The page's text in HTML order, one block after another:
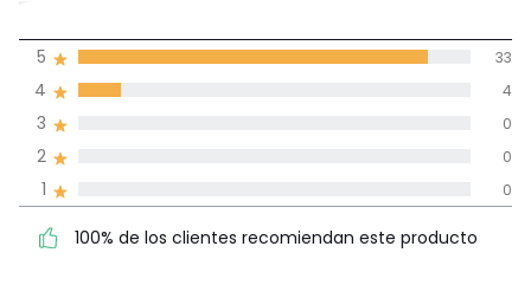
4,9
(37)
4 4
100% de los clientes
recomiendan este producto
1 0
2 0
3 0
4 4
5 33
100% de los clientes recomiendan este producto